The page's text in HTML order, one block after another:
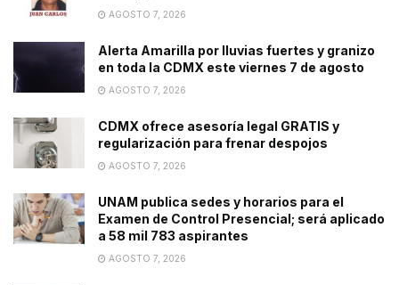
AGOSTO 7, 2026
Alerta Amarilla por lluvias fuertes y granizo
en toda la CDMX este viernes 7 de agosto
AGOSTO 7, 2026
CDMX ofrece asesoría legal GRATIS y
regularización para frenar despojos
AGOSTO 7, 2026
UNAM publica sedes y horarios para el
Examen de Control Presencial; será aplicado
a 58 mil 783 aspirantes
AGOSTO 7, 2026